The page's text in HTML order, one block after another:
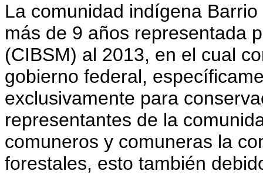
La comunidad indígena
más de 9 años representada
(CIBSM) al 2013, en el cual
gobierno federal,
exclusivamente para
representantes de la
comuneros y comuneras la
forestales, esto también